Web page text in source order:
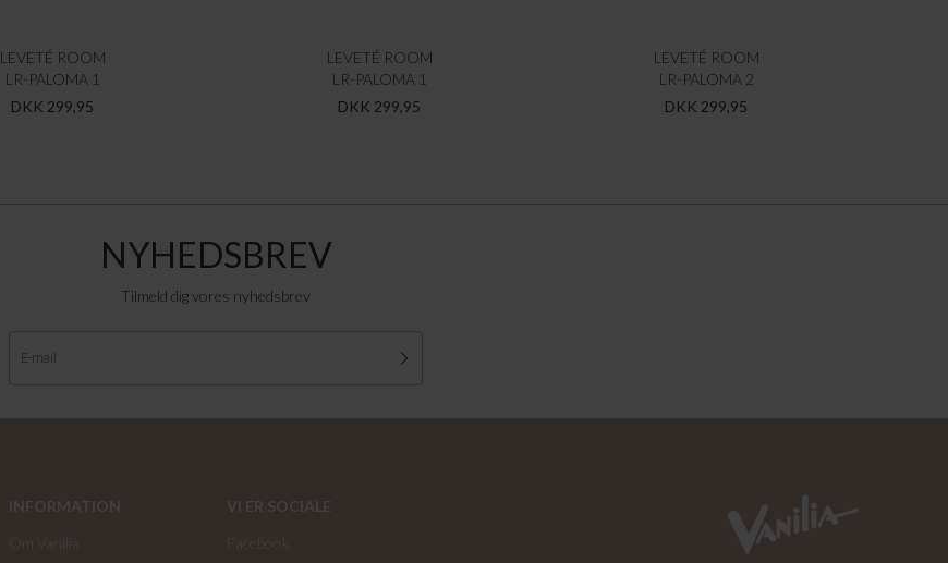
LEVETÉ ROOM
LR-PALOMA 1
DKK 299,95
LEVETÉ ROOM
LR-PALOMA 1
DKK 299,95
LEVETÉ ROOM
LR-PALOMA 2
DKK 299,95
NYHEDSBREV
Tilmeld dig vores nyhedsbrev
INFORMATION
VI ER SOCIALE